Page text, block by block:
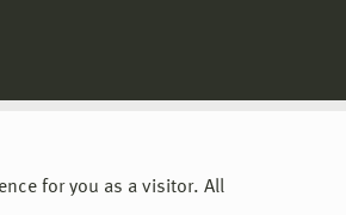
for you as a visitor. All